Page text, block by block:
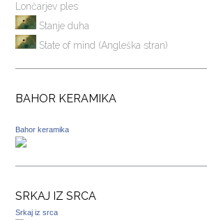
Lončarjev ples
Stanje duha
State of mind (Angleška stran)
BAHOR KERAMIKA
Bahor keramika
SRKAJ IZ SRCA
Srkaj iz srca